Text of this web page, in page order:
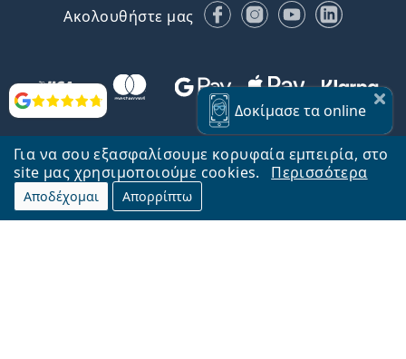
Για να σου εξασφαλίσουμε κορυφαία εμπειρία, στο
site μας χρησιμοποιούμε cookies.
Περισσότερα
Αποδέχομαι Απορρίπτω
Αξιολογήσεις Δοκίμασετα online
Ακολουθήστε μας FacebookInstagram
YouTubeLinkedIn